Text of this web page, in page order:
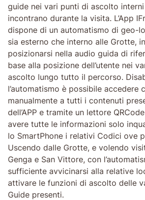
guide nei vari punti di ascolto
incontrano durante la visita. L’App
dispone di un automatismo di geo-
sia esterno che interno alle Grotte,
posizionarsi nella audio guida di
base alla posizione dell’utente nei
ascolto lungo tutto il percorso.
l’automatismo è possibile accedere
manualmente a tutti i contenuti
dell’APP e tramite un lettore
avere tutte le informazioni solo
lo SmartPhone i relativi Codici ove
Uscendo dalle Grotte, e volendo
Genga e San Vittore, con
sufficiente avvicinarsi alla relative
attivare le funzioni di ascolto delle
Guide presenti.